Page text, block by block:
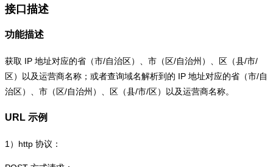
接口描述
功能描述
获取 IP 地址对应的省（市/自治区）、市（区/自治州）、区（县/市/
区）以及运营商名称；或者查询域名解析到的 IP 地址对应的省（市/自
治区）、市（区/自治州）、区（县/市/区）以及运营商名称。
URL 示例
1） http 协议：